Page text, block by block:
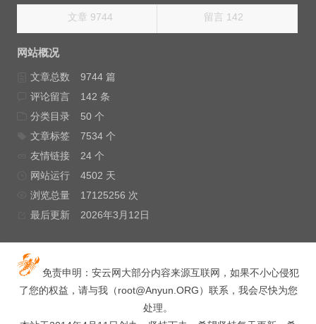
文章 9744 留言 142
网站概况
文章总数
9744 篇
评论留言
142 条
分类目录
50 个
文章标签
7534 个
友情链接
24 个
网站运行
4502 天
浏览总量
17125256 次
最后更新
2026年3月12日
免责申明：安云网大部分内容来源互联网，如果不小心侵犯
了您的权益，请与我（root@Anyun.ORG）联系，我会尽快为您
处理。